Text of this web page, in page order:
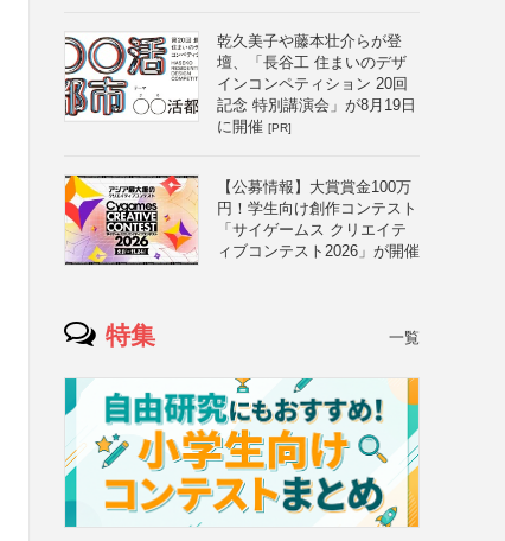
乾久美子や藤本壮介らが登
壇、「長谷工 住まいのデザ
インコンペティション 20回
記念 特別講演会」が8月19日
に開催 [PR]
【公募情報】大賞賞金100万
円！学生向け創作コンテスト
「サイゲームス クリエイテ
ィブコンテスト2026」が開催
特集 一覧